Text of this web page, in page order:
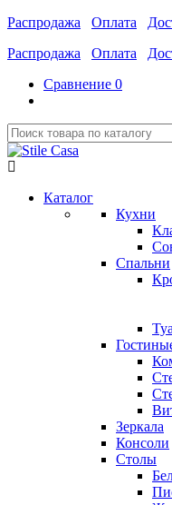
Распродажа Оплата
Распродажа
Оплата
Сравнение 0
Каталог
Кухни
Спальни
Зеркала
Консоли
Столы